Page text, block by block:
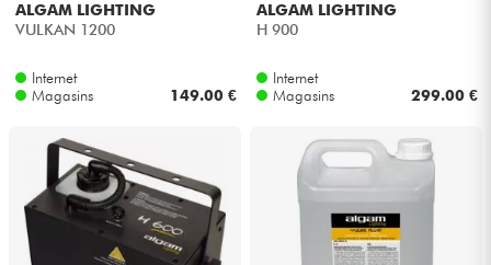
ALGAM LIGHTING
VULKAN 1200
Internet
Magasins
149.00 €
ALGAM LIGHTING
H 900
Internet
Magasins
299.00 €